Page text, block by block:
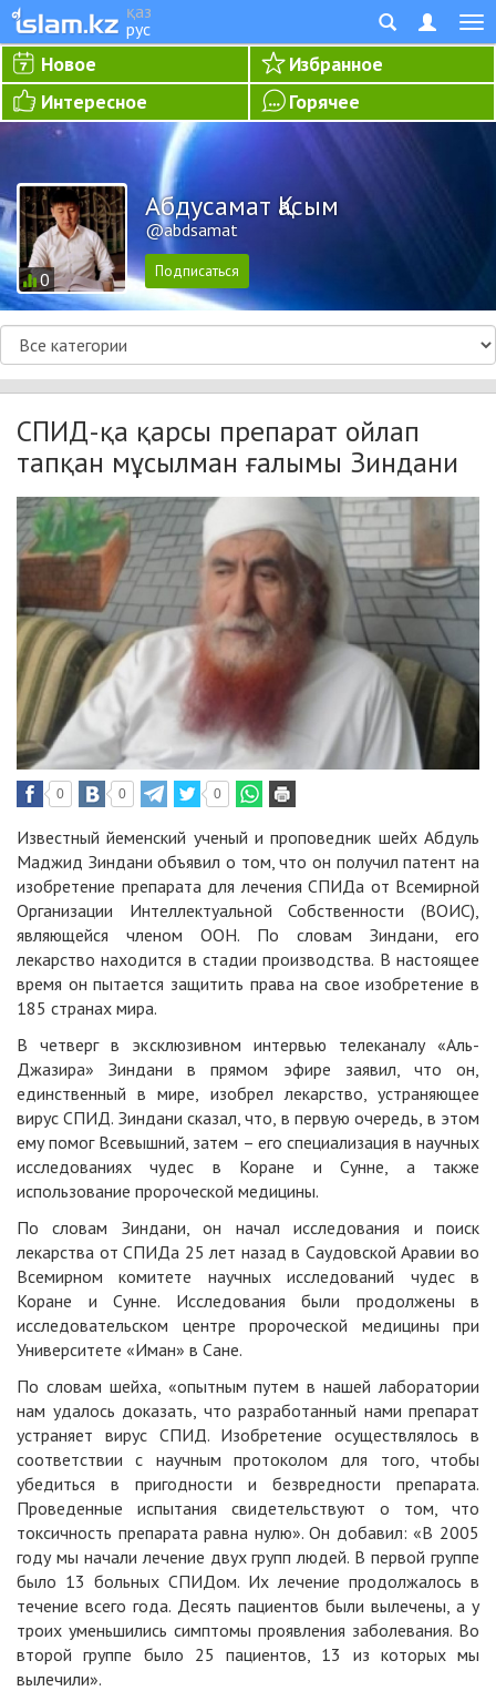
қаз
рус
Новое
Избранное
Интересное
Горячее
0
Абдусамат Қасым
@abdsamat
СПИД-қа қарсы препарат ойлап
тапқан мұсылман ғалымы Зиндани
0 0 0
Известный йеменский ученый и проповедник шейх Абдуль
Маджид Зиндани объявил о том, что он получил патент на
изобретение препарата для лечения СПИДа от Всемирной
Организации Интеллектуальной Собственности (ВОИС),
являющейся членом ООН. По словам Зиндани, его
лекарство находится в стадии производства. В настоящее
время он пытается защитить права на свое изобретение в
185 странах мира.
В четверг в эксклюзивном интервью телеканалу «Аль-
Джазира» Зиндани в прямом эфире заявил, что он,
единственный в мире, изобрел лекарство, устраняющее
вирус СПИД. Зиндани сказал, что, в первую очередь, в этом
ему помог Всевышний, затем – его специализация в научных
исследованиях чудес в Коране и Сунне, а также
использование пророческой медицины.
По словам Зиндани, он начал исследования и поиск
лекарства от СПИДа 25 лет назад в Саудовской Аравии во
Всемирном комитете научных исследований чудес в
Коране и Сунне. Исследования были продолжены в
исследовательском центре пророческой медицины при
Университете «Иман» в Сане.
По словам шейха, «опытным путем в нашей лаборатории
нам удалось доказать, что разработанный нами препарат
устраняет вирус СПИД. Изобретение осуществлялось в
соответствии с научным протоколом для того, чтобы
убедиться в пригодности и безвредности препарата.
Проведенные испытания свидетельствуют о том, что
токсичность препарата равна нулю». Он добавил: «В 2005
году мы начали лечение двух групп людей. В первой группе
было 13 больных СПИДом. Их лечение продолжалось в
течение всего года. Десять пациентов были вылечены, а у
троих уменьшились симптомы проявления заболевания. Во
второй группе было 25 пациентов, 13 из которых мы
вылечили».